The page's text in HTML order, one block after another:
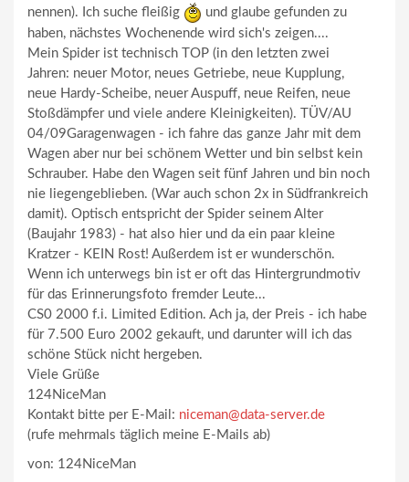
nennen). Ich suche fleißig
und glaube gefunden zu
haben, nächstes Wochenende wird sich's zeigen....
Mein Spider ist technisch TOP (in den letzten zwei
Jahren: neuer Motor, neues Getriebe, neue Kupplung,
neue Hardy-Scheibe, neuer Auspuff, neue Reifen, neue
Stoßdämpfer und viele andere Kleinigkeiten). TÜV/AU
04/09Garagenwagen - ich fahre das ganze Jahr mit dem
Wagen aber nur bei schönem Wetter und bin selbst kein
Schrauber. Habe den Wagen seit fünf Jahren und bin noch
nie liegengeblieben. (War auch schon 2x in Südfrankreich
damit). Optisch entspricht der Spider seinem Alter
(Baujahr 1983) - hat also hier und da ein paar kleine
Kratzer - KEIN Rost! Außerdem ist er wunderschön.
Wenn ich unterwegs bin ist er oft das Hintergrundmotiv
für das Erinnerungsfoto fremder Leute...
CS0 2000 f.i. Limited Edition. Ach ja, der Preis - ich habe
für 7.500 Euro 2002 gekauft, und darunter will ich das
schöne Stück nicht hergeben.
Viele Grüße
124NiceMan
Kontakt bitte per E-Mail: niceman@data-server.de
(rufe mehrmals täglich meine E-Mails ab)
von: 124NiceMan